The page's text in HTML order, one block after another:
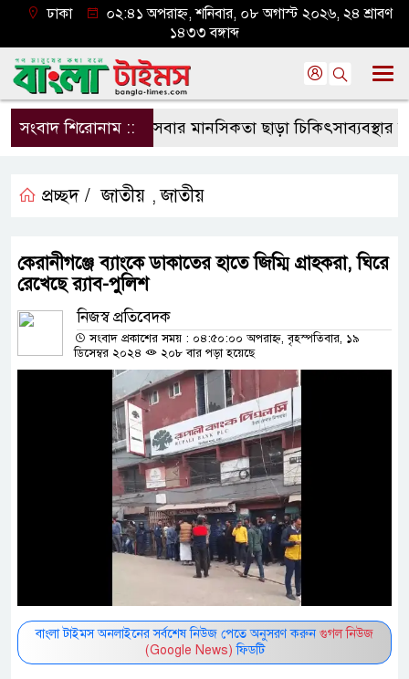
ঢাকা
০২:৪১ অপরাহ্ন, শনিবার, ০৮ অগাস্ট ২০২৬, ২৪ শ্রাবণ
১৪৩৩ বঙ্গাব্দ
সংবাদ শিরোনাম ::সেবার মানসিকতা ছাড়া চিকিৎসাব্যবস্থার
প্রচ্ছদ / জাতীয় ,জাতীয়
কেরানীগঞ্জে ব্যাংকে ডাকাতের হাতে জিম্মি গ্রাহকরা, ঘিরে
রেখেছে র‍্যাব-পুলিশ
নিজস্ব প্রতিবেদক
সংবাদ প্রকাশের সময় : ০৪:৫০:০০ অপরাহ্ন, বৃহস্পতিবার, ১৯
ডিসেম্বর ২০২৪
২০৮ বার পড়া হয়েছে
বাংলা টাইমস অনলাইনের সর্বশেষ নিউজ পেতে অনুসরণ করুন গুগল নিউজ
(Google News) ফিডটি